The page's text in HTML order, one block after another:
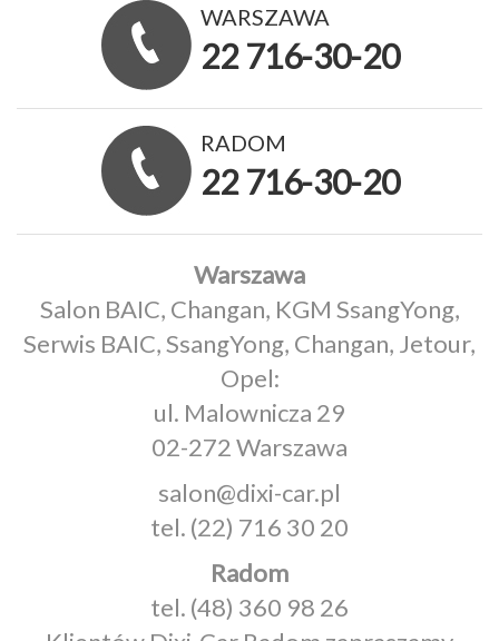
WARSZAWA
22 716-30-20
RADOM
22 716-30-20
Warszawa
Salon BAIC, Changan, KGM SsangYong,
Serwis BAIC, SsangYong, Changan, Jetour,
Opel:
ul. Malownicza 29
02-272 Warszawa
salon@dixi-car.pl
tel. (22) 716 30 20
Radom
tel. (48) 360 98 26